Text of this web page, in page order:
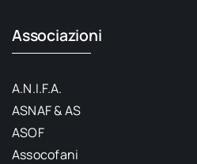
Associazioni
A.N.I.F.A.
ASNAF & AS
ASOF
Assocofani